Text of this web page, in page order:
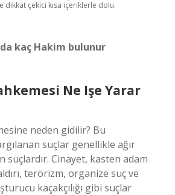
dikkat çekici kısa içeriklerle dolu.
kaç Hakim bulunur
Ne Işe Yarar
neden gidilir? Bu
suçlar genellikle ağır
suçlardır. Cinayet, kasten adam
terörizm, organize suç ve
kaçakçılığı gibi suçlar